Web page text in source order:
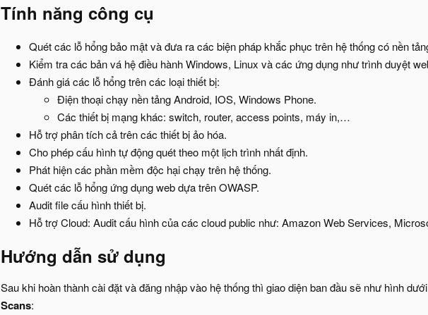
Tính năng công cụ
Quét các lỗ hổng bảo mật và đưa ra các biện pháp khắc phục trên hệ thống có nền
Kiểm tra các bản vá hệ điều hành Windows, Linux và các ứng dụng như trình duyệt
Đánh giá các lỗ hổng trên các loại thiết bị:
Điện thoại chạy nền tảng Android, IOS, Windows Phone.
Các thiết bị mạng khác: switch, router, access points, máy in,…
Hỗ trợ phân tích cả trên các thiết bị ảo hóa.
Cho phép cấu hình tự động quét theo một lịch trình nhất định.
Phát hiện các phần mềm độc hại chạy trên hệ thống.
Quét các lỗ hổng ứng dụng web dựa trên OWASP.
Audit file cấu hình thiết bị.
Hỗ trợ Cloud: Audit cấu hình của các cloud public như: Amazon Web Services,
Hướng dẫn sử dụng
Sau khi hoàn thành cài đặt và đăng nhập vào hệ thống thì giao diện ban đầu sẽ như hình
Scans: